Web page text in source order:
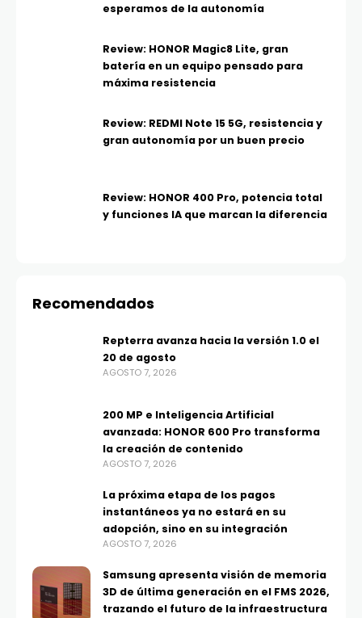
esperamos de la autonomía
Review: HONOR Magic8 Lite, gran
batería en un equipo pensado para
máxima resistencia
Review: REDMI Note 15 5G, resistencia y
gran autonomía por un buen precio
Review: HONOR 400 Pro, potencia total
y funciones IA que marcan la diferencia
Recomendados
Repterra avanza hacia la versión 1.0 el
20 de agosto
AGOSTO 7, 2026
200 MP e Inteligencia Artificial
avanzada: HONOR 600 Pro transforma
la creación de contenido
AGOSTO 7, 2026
La próxima etapa de los pagos
instantáneos ya no estará en su
adopción, sino en su integración
AGOSTO 7, 2026
Samsung apresenta visión de memoria
3D de última generación en el FMS 2026,
trazando el futuro de la infraestructura